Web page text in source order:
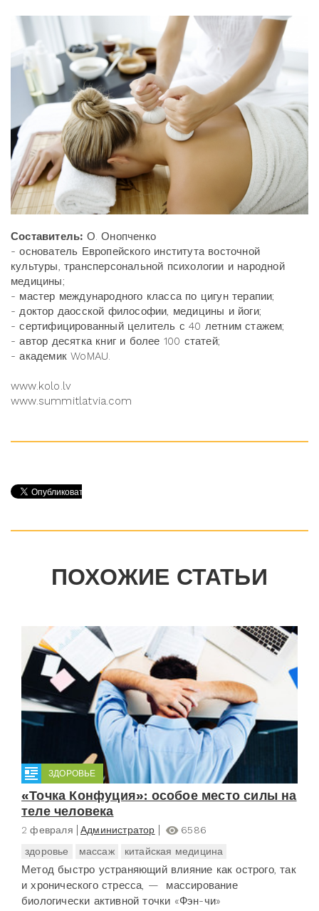
Составитель: О. Онопченко
- основатель Европейского института восточной
культуры, трансперсональной психологии и народной
медицины;
- мастер международного класса по цигун терапии;
- доктор даосской философии, медицины и йоги;
- сертифицированный целитель с 40 летним стажем;
- автор десятка книг и более 100 статей;
- академик WoMAU.
www.kolo.lv
www.summitlatvia.com
ПОХОЖИЕ СТАТЬИ
ЗДОРОВЬЕ
«Точка Конфуция»: особое место силы на
теле человека
2 февраля Администратор
6586
здоровье
массаж китайская медицина
Метод быстро устраняющий влияние как острого, так
и хронического стресса, — массирование
биологически активной точки «Фэн-чи»